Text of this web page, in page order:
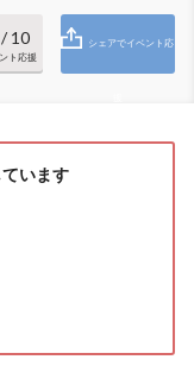
10
ト応援
シェアでイベント応
います